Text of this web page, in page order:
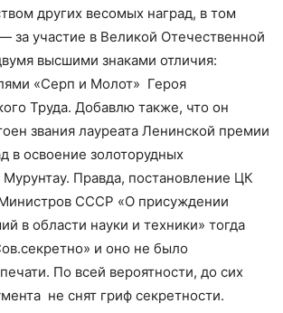
других весомых наград, в том
за участие в Великой Отечественной
высшими знаками отличия:
«Серп и Молот» Героя
Труда. Добавлю также, что он
звания лауреата Ленинской премии
в освоение золоторудных
Правда, постановление ЦК
СССР «О присуждении
в области науки и техники» тогда
и оно не было
По всей вероятности, до сих
не снят гриф секретности.